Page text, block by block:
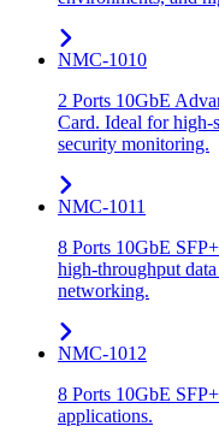
NMC-1010
2 Ports 10GbE
Card. Ideal for high-
security monitoring.
NMC-1011
8 Ports 10GbE
high-throughput
networking.
NMC-1012
8 Ports 10GbE
applications.